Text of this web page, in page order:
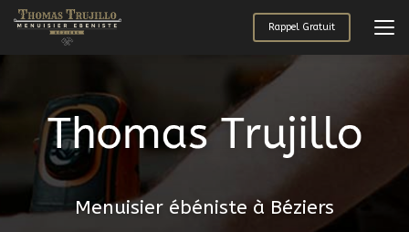
Aller
au
Rappel Gratuit
Menuisier ébéniste à Béziers